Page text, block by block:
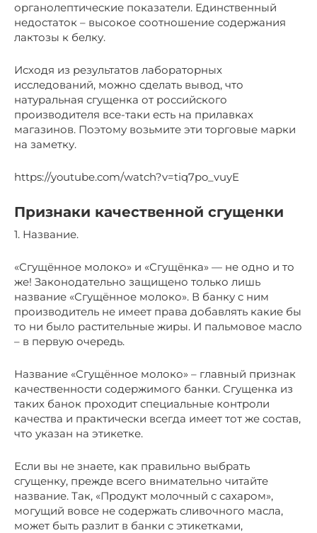
органолептические показатели. Единственный
недостаток – высокое соотношение содержания
лактозы к белку.
Исходя из результатов лабораторных
исследований, можно сделать вывод, что
натуральная сгущенка от российского
производителя все-таки есть на прилавках
магазинов. Поэтому возьмите эти торговые марки
на заметку.
https://youtube.com/watch?v=tiq7po_vuyE
Признаки качественной сгущенки
1. Название.
«Сгущённое молоко» и «Сгущёнка» — не одно и то
же! Законодательно защищено только лишь
название «Сгущённое молоко». В банку с ним
производитель не имеет права добавлять какие бы
то ни было растительные жиры. И пальмовое масло
– в первую очередь.
Название «Сгущённое молоко» – главный признак
качественности содержимого банки. Сгущенка из
таких банок проходит специальные контроли
качества и практически всегда имеет тот же состав,
что указан на этикетке.
Если вы не знаете, как правильно выбрать
сгущенку, прежде всего внимательно читайте
название. Так, «Продукт молочный с сахаром»,
могущий вовсе не содержать сливочного масла,
может быть разлит в банки с этикетками,